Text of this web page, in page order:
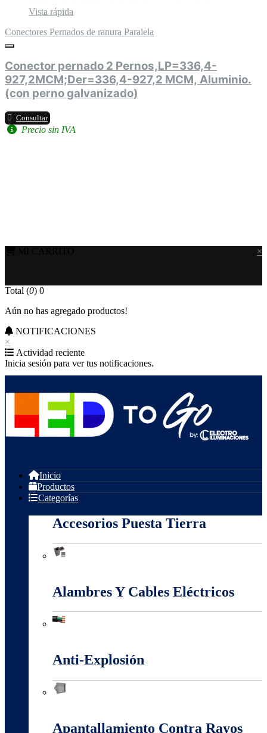
Vista rápida
Conectores Pernados de ranura Paralela
Conector pernado 2 Pernos,LP=336,4-
927,2MCM;Der=336,4-927,2 MCM, Aluminio.
(con perno galvanizado)
Consultar
Precio sin IVA
×
Total (0) 0
Aún no has agregado productos!
NOTIFICACIONES
×
Actividad reciente
Inicia sesión para ver tus notificaciones.
Inicio
Productos
Categorías
Accesorios Puesta Tierra
Alambres Y Cables Eléctricos
Anti-Explosión
Apantallamiento Contra Rayos